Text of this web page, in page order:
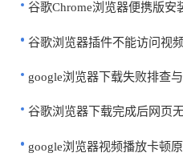
谷歌Chrome浏览器便携版安
谷歌浏览器插件不能访问视
google浏览器下载失败排查
谷歌浏览器下载完成后网页
google浏览器视频播放卡顿